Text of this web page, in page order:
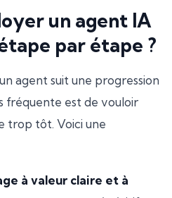
un agent IA
par étape ?
agent suit une progression
fréquente est de vouloir
trop tôt. Voici une
à valeur claire et à